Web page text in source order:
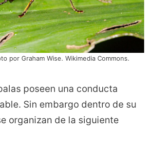
por Graham Wise. Wikimedia Commons.
poseen una conducta
Sin embargo dentro de su
organizan de la siguiente